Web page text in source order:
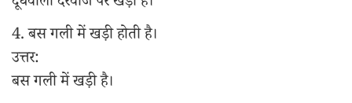
4. बस गली में खड़ी होती है।
उत्तर:
बस गली में खड़ी है।